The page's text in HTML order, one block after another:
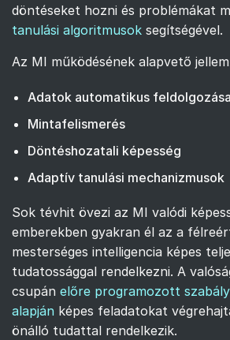
döntéseket hozni és problémákat
tanulási algoritmusok segítségével.
Az MI működésének alapvető
Adatok automatikus feldolgozása
Mintafelismerés
Döntéshozatali képesség
Adaptív tanulási mechanizmusok
Sok tévhit övezi az MI valódi
emberekben gyakran él az a
mesterséges intelligencia képes
tudatossággal rendelkezni. A
csupán előre programozott
alapján képes feladatokat
önálló tudattal rendelkezik.